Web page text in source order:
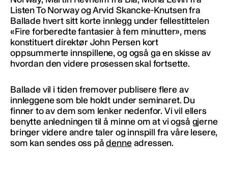
Listen To Norway og Arvid Skancke-Knutsen fra
Ballade hvert sitt korte innlegg under fellestittelen
«Fire forberedte fantasier à fem minutter», mens
konstituert direktør John Persen kort
oppsummerte innspillene, og også ga en skisse av
hvordan den videre prosessen skal fortsette.
Ballade vil i tiden fremover publisere flere av
innleggene som ble holdt under seminaret. Du
finner to av dem som lenker nedenfor. Vi vil ellers
benytte anledningen til å minne om at vi også gjerne
bringer videre andre taler og innspill fra våre lesere,
som kan sendes oss pådenneadressen.